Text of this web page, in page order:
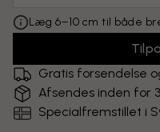
Læg 6–10 cm til både
Gratis forsendelse
Afsendes inden for
Specialfremstillet i